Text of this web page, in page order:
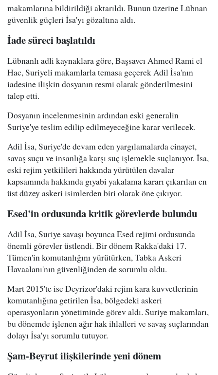
makamlarına bildirildiği aktarıldı. Bunun üzerine Lübnan
güvenlik güçleri İsa'yı gözaltına aldı.
İade süreci başlatıldı
Lübnanlı adli kaynaklara göre, Başsavcı Ahmed Rami el
Hac, Suriyeli makamlarla temasa geçerek Adil İsa'nın
iadesine ilişkin dosyanın resmi olarak gönderilmesini
talep etti.
Dosyanın incelenmesinin ardından eski generalin
Suriye'ye teslim edilip edilmeyeceğine karar verilecek.
Adil İsa, Suriye'de devam eden yargılamalarda cinayet,
savaş suçu ve insanlığa karşı suç işlemekle suçlanıyor. İsa,
eski rejim yetkilileri hakkında yürütülen davalar
kapsamında hakkında gıyabi yakalama kararı çıkarılan en
üst düzey askeri isimlerden biri olarak öne çıkıyor.
Esed'in ordusunda kritik görevlerde bulundu
Adil İsa, Suriye savaşı boyunca Esed rejimi ordusunda
önemli görevler üstlendi. Bir dönem Rakka'daki 17.
Tümen'in komutanlığını yürütürken, Tabka Askeri
Havaalanı'nın güvenliğinden de sorumlu oldu.
Mart 2015'te ise Deyrizor'daki rejim kara kuvvetlerinin
komutanlığına getirilen İsa, bölgedeki askeri
operasyonların yönetiminde görev aldı. Suriye makamları,
bu dönemde işlenen ağır hak ihlalleri ve savaş suçlarından
dolayı İsa'yı sorumlu tutuyor.
Şam-Beyrut ilişkilerinde yeni dönem